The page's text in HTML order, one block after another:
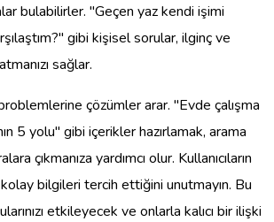
bulabilirler. "Geçen yaz kendi işimi
gibi kişisel sorular, ilginç ve
sağlar.
çözümler arar. "Evde çalışma
5 yolu" gibi içerikler hazırlamak, arama
çıkmanıza yardımcı olur. Kullanıcıların
bilgileri tercih ettiğini unutmayın. Bu
etkileyecek ve onlarla kalıcı bir ilişki